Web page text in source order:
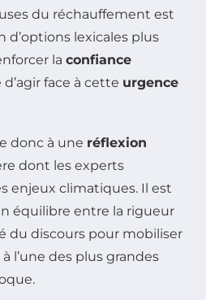
du réchauffement est
d’options lexicales plus
la confiance
face à cette urgence
donc à une réflexion
dont les experts
enjeux climatiques. Il est
équilibre entre la rigueur
du discours pour mobiliser
l’une des plus grandes